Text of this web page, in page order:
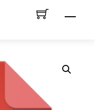
Menu